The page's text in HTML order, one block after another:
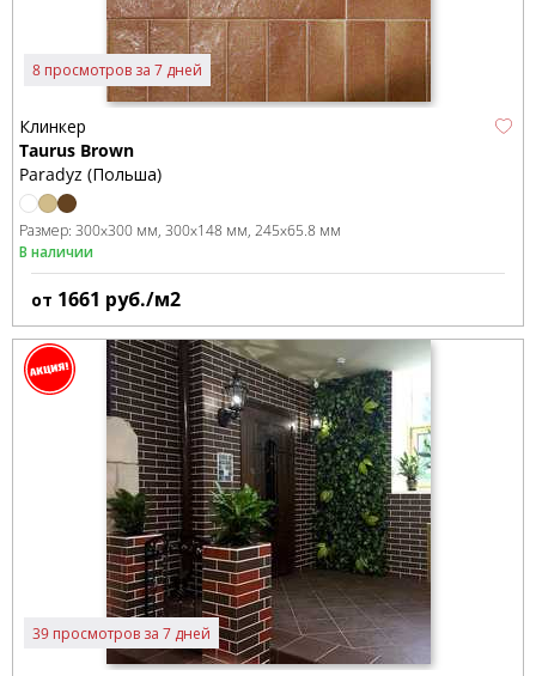
8 просмотров за 7 дней
Клинкер
Taurus Brown
Paradyz (Польша)
Размер: 300x300 мм 300x148 мм 245x65.8 мм
В наличии
от 1661 руб./м2
39 просмотров за 7 дней